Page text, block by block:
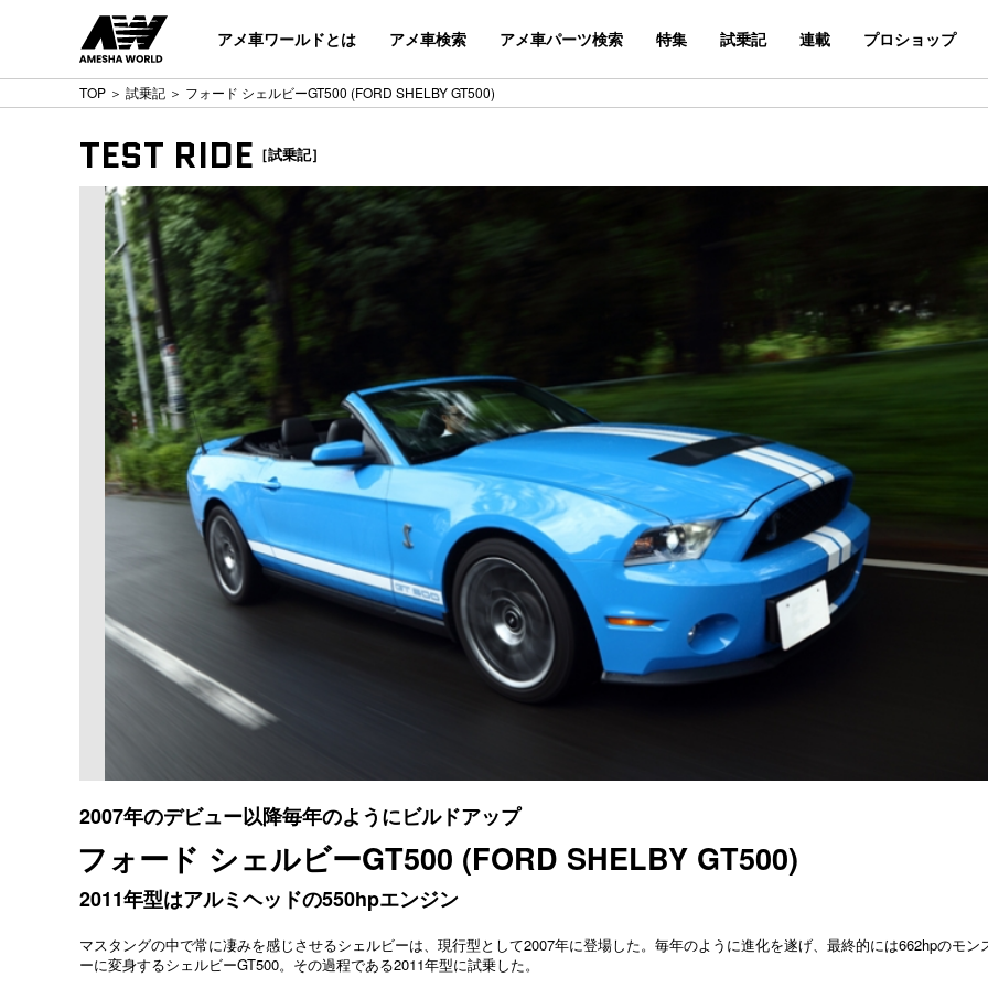
アメ車ワールドとは アメ車検索 アメ車パーツ検索 特集 試乗記 連載 プロショップ
TOP ＞ 試乗記 ＞ フォード シェルビーGT500 (FORD SHELBY GT500)
TEST RIDE ［試乗記］
2007年のデビュー以降毎年のようにビルドアップ
フォード シェルビーGT500 (FORD SHELBY GT500)
2011年型はアルミヘッドの550hpエンジン
マスタングの中で常に凄みを感じさせるシェルビーは、現行型として2007年に登場した。毎年のように進化を遂げ、最終的には662hpのモン
ーに変身するシェルビーGT500。その過程である2011年型に試乗した。